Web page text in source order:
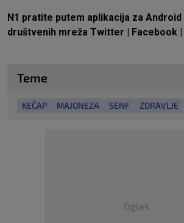
N1 pratite putem aplikacija za Android
društvenih mreža Twitter Facebook
Teme
KEČAP MAJONEZA SENF ZDRAVLJE
Oglas